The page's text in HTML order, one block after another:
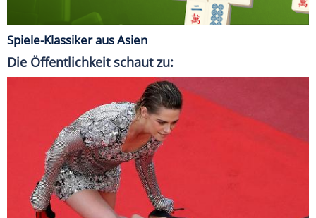
Spiele-Klassiker aus Asien
Die Öffentlichkeit schaut zu: